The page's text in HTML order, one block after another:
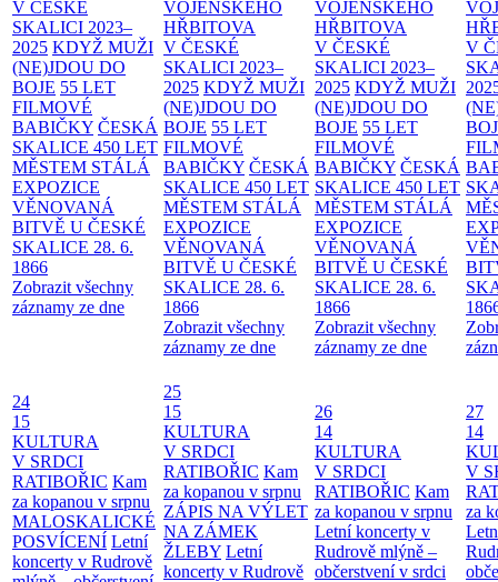
V ČESKÉ
SKALICI 2023–
2025 KDYŽ MUŽI
(NE)JDOU DO
BOJE 55 LET
FILMOVÉ
BABIČKY ČESKÁ
SKALICE 450 LET
MĚSTEM STÁLÁ
EXPOZICE
VĚNOVANÁ
BITVĚ U ČESKÉ
SKALICE 28. 6.
1866
Zobrazit všechny
záznamy ze dne
VOJENSKÉHO
HŘBITOVA
V ČESKÉ
SKALICI 2023–
2025 KDYŽ MUŽI
(NE)JDOU DO
BOJE 55 LET
FILMOVÉ
BABIČKY ČESKÁ
SKALICE 450 LET
MĚSTEM STÁLÁ
EXPOZICE
VĚNOVANÁ
BITVĚ U ČESKÉ
SKALICE 28. 6.
1866
Zobrazit všechny
záznamy ze dne
VOJENSKÉHO
HŘBITOVA
V ČESKÉ
SKALICI 2023–
2025 KDYŽ MUŽI
(NE)JDOU DO
BOJE 55 LET
FILMOVÉ
BABIČKY ČESKÁ
SKALICE 450 LET
MĚSTEM STÁLÁ
EXPOZICE
VĚNOVANÁ
BITVĚ U ČESKÉ
SKALICE 28. 6.
1866
Zobrazit všechny
záznamy ze dne
V
24
15
KULTURA
V SRDCI
RATIBOŘIC Kam
za kopanou v srpnu
MALOSKALICKÉ
POSVÍCENÍ Letní
koncerty v Rudrově
25
15
KULTURA
V SRDCI
RATIBOŘIC Kam
za kopanou v srpnu
ZÁPIS NA VÝLET
NA ZÁMEK
ŽLEBY Letní
koncerty v Rudrově
26
14
KULTURA
V SRDCI
RATIBOŘIC Kam
za kopanou v srpnu
Letní koncerty v
Rudrově mlýně –
občerstvení v srdci
27
14
V
za